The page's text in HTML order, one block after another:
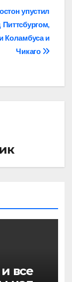
упустил
Питтсбургом,
Коламбуса и
Чикаго
все